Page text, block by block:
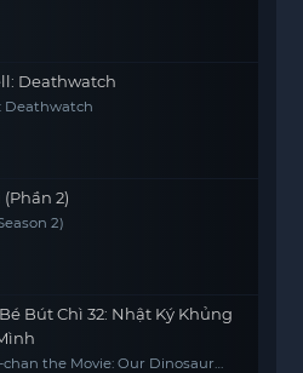
Deathwatch
Deathwatch
2)
2)
Bút Chì 32: Nhật Ký Khủng
chan the Movie: Our Dinosaur